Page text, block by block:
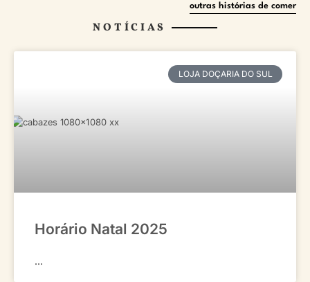
outras histórias de comer
NOTÍCIAS
LOJA DOÇARIA DO SUL
Horário Natal 2025
...